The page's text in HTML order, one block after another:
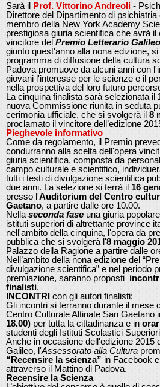
Sarà il Prof. Vittorino Andreoli -
Direttore del Dipartimento di
membro della New York Academy
prestigiosa giuria scientifica che avrà
vincitore del Premio Letterario
giunto quest'anno alla nona edizione,
programma di diffusione della cultura
Padova promuove da alcuni anni con
giovani l'interesse per le scienze e il
nella prospettiva del loro futuro
La cinquina finalista sarà selezionata il
nuova Commissione riunita in seduta
cerimonia ufficiale, che si svolgerà il 8
proclamato il vincitore dell’edizione
Pieghevole informativo
Come da regolamento, il Premio
condurranno alla scelta dell'opera
giuria scientifica, composta da
campo culturale e scientifico,
tutti i testi di divulgazione scientifica
due anni. La selezione si terrà il 16
presso l'Auditorium del Centro
Gaetano, a partire dalle ore 10.00.
Nella seconda fase una giuria
istituti superiori di altrettante province
nell'ambito della cinquina, l'opera da
pubblica che si svolgerà l'8 maggio
Palazzo della Ragione a partire dalle
Nell’ambito della nona edizione del
divulgazione scientifica” e nel periodo
premiazione, saranno proposti
finalisti.
INCONTRI con gli autori finalisti:
Gli incontri si terranno durante il mese
Centro Culturale Altinate San Gaetano
18.00) per tutta la cittadinanza e in
studenti degli Istituti Scolastici
Anche in occasione dell'edizione 2015
Galileo, l'Assessorato alla Cultura
“Recensire la scienza” in Facebook e
attraverso il Mattino di Padova.
Recensire la Scienza